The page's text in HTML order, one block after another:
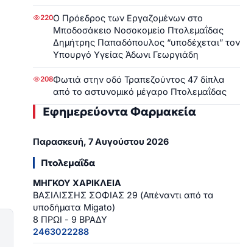
220Ο Πρόεδρος των Εργαζομένων στο
Μποδοσάκειο Νοσοκομείο Πτολεμαΐδας
Δημήτρης Παπαδόπουλος “υποδέχεται” τον
Υπουργό Υγείας Άδωνι Γεωργιάδη
208Φωτιά στην οδό Τραπεζούντος 47 δίπλα
από το αστυνομικό μέγαρο Πτολεμαΐδας
Εφημερεύοντα Φαρμακεία
Παρασκευή, 7 Αυγούστου 2026
Πτολεμαΐδα
ΜΗΓΚΟΥ ΧΑΡΙΚΛΕΙΑ
ΒΑΣΙΛΙΣΣΗΣ ΣΟΦΙΑΣ 29 (Απέναντι από τα
υποδήματα Migato)
8 ΠΡΩΙ - 9 ΒΡΑΔΥ
2463022288